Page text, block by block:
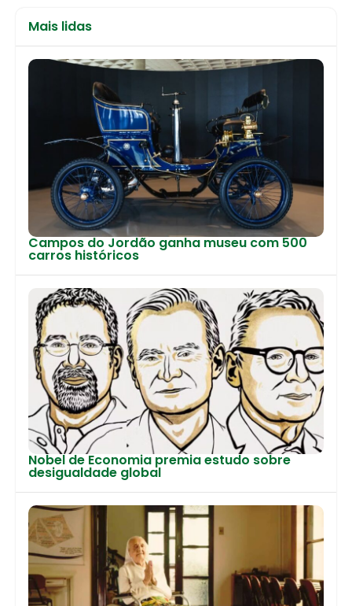
Mais lidas
Campos do Jordão ganha museu com 500
carros históricos
Nobel de Economia premia estudo sobre
desigualdade global